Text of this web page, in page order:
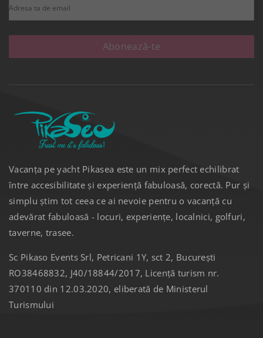
Adresa ta de email
Abonează-te
Vacanța pe yacht Pikasea este un mix perfect echilibrat
între accesibilitate și experiență fabuloasă, corectă. Pur și
simplu știm tot ceea ce ai nevoie pentru o vacanță cu
adevărat fabuloasă - locuri, experiențe, localnici, golfuri,
taverne, trasee.
Sc Pikaso Events Srl, Petricani 1Y, sct 2, București
RO38468832, J40/18844/2017, Licență turism nr.
370110 din 12.03.2020, eliberată de Ministerul
Turismului